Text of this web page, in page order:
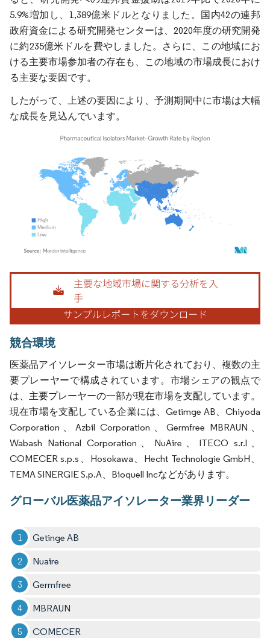
5.9%増加し、1,389億米ドルとなりました。国内42の連邦
政府資金による研究開発センターは、2020年度の研究開発
に約235億米ドルを費やしました。さらに、この地域にお
ける主要市場参加者の存在も、この地域の市場成長におけ
る主要な要因です。
したがって、上述の要因により、予測期間中に市場は大幅
な成長を見込んでいます。
画像 © Mordor Intelligence。再利用にはCC BY 4.0の表示が必要です。
競合環境
医薬品アイソレーター市場は断片化されており、複数の主
要プレーヤーで構成されています。市場シェアの観点で
は、主要プレーヤーの一部が現在市場を支配しています。
現在市場を支配している企業には、Getimge AB、Chiyoda
Corporation、Azbil Corporation、Germfree MBRAUN、
Wabash National Corporation、NuAire、ITECO s.r.l、
COMECER s.p.s、Hosokawa、Hecht Technologie GmbH、
TEMA SINERGIE S.p.A、Bioquell Incなどがあります。
グローバル医薬品アイソレーター業界リーダー
Getinge AB
Nuaire
Germfree
MBRAUN
COMECER